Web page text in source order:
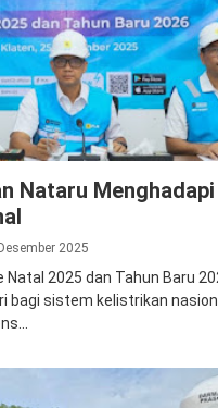
Nataru Menghadapi
2025
Natal 2025 dan Tahun Baru
bagi sistem kelistrikan